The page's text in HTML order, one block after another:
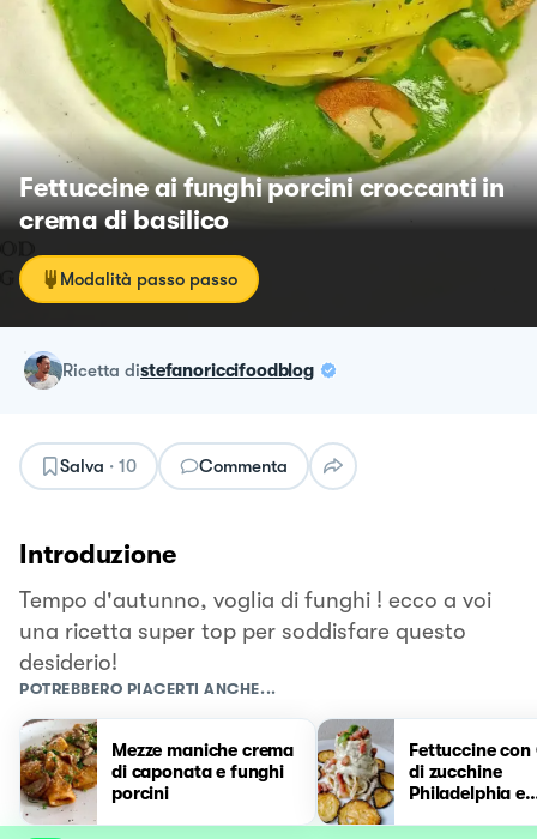
Fettuccine ai funghi porcini croccanti in
crema di basilico
Modalità passo passo
ricetta distefanoriccifoodblog
Salva · 10 Commenta
Introduzione
Tempo d'autunno, voglia di funghi ! ecco a voi
una ricetta super top per soddisfare questo
desiderio!
POTREBBERO PIACERTI ANCHE...
Mezze maniche crema
di caponata e funghi
porcini
Fettuccine con
di zucchine
Philadelphia e